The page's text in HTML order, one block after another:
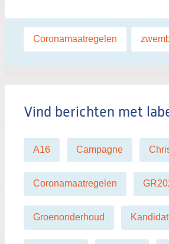
Labels:
Coronamaatregelen
Vind berichten met
A16 Campagne
Coronamaatregelen
Groenonderhoud